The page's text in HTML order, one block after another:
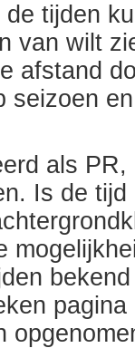
tijden
van wilt
afstand
seizoen
als
Is de